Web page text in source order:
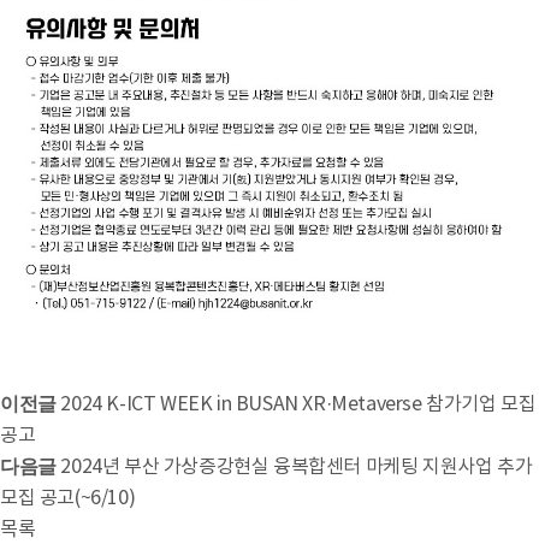
이전글2024 K-ICT WEEK in BUSAN XR·Metaverse 참가기업 모집
공고
다음글2024년 부산 가상증강현실 융복합센터 마케팅 지원사업 추가
모집 공고(~6/10)
목록